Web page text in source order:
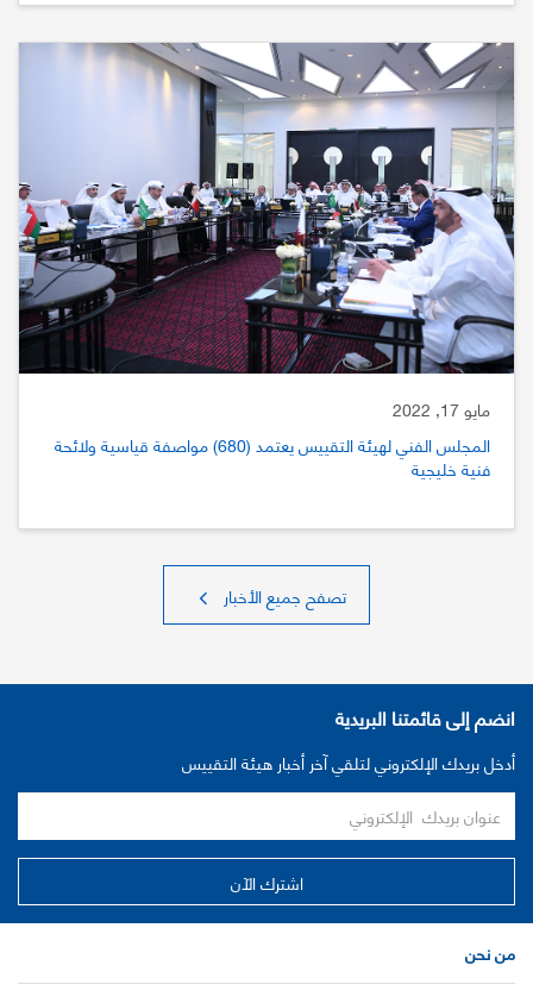
مايو 17, 2022
المجلس الفني لهيئة التقييس يعتمد (680) مواصفة قياسية ولائحة
فنية خليجية
تصفح جميع الأخبار
انضم إلى قائمتنا البريدية
أدخل بريدك الإلكتروني لتلقي آخر أخبار هيئة التقييس
من نحن